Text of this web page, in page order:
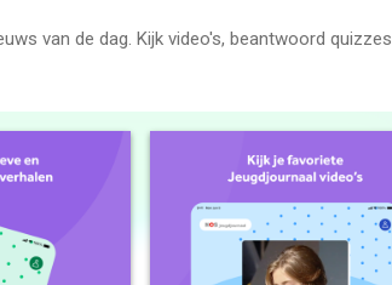
van de dag. Kijk video's, beantwoord quizzes
voor iPhone, iPad en iPod touch met iOS
vanaf
Aug om 23:21.